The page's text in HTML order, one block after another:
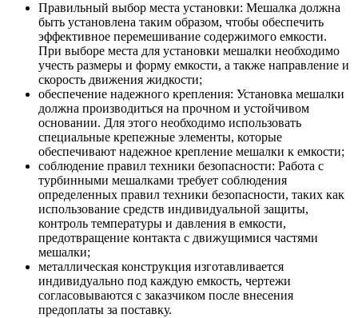
Правильный выбор места установки: Мешалка должна
быть установлена таким образом, чтобы обеспечить
эффективное перемешивание содержимого емкости.
При выборе места для установки мешалки необходимо
учесть размеры и форму емкости, а также направление и
скорость движения жидкости;
обеспечение надежного крепления: Установка мешалки
должна производиться на прочном и устойчивом
основании. Для этого необходимо использовать
специальные крепежные элементы, которые
обеспечивают надежное крепление мешалки к емкости;
соблюдение правил техники безопасности: Работа с
турбинными мешалками требует соблюдения
определенных правил техники безопасности, таких как
использование средств индивидуальной защиты,
контроль температуры и давления в емкости,
предотвращение контакта с движущимися частями
мешалки;
металлическая конструкция изготавливается
индивидуально под каждую емкость, чертежи
согласовываются с заказчиком после внесения
предоплаты за поставку.